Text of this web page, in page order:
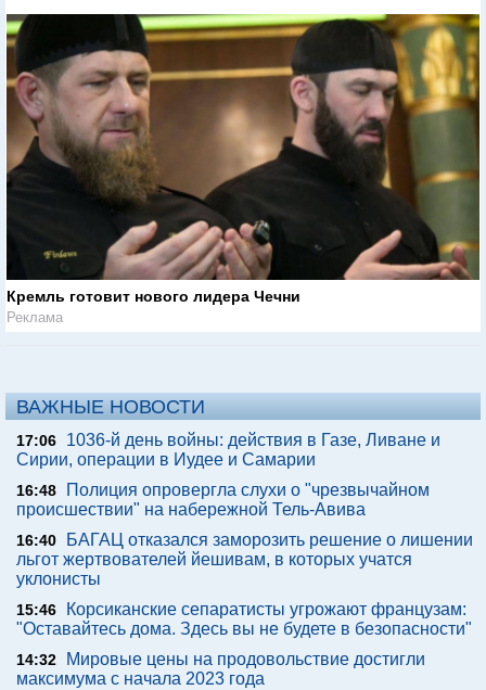
Кремль готовит нового лидера Чечни
Реклама
ВАЖНЫЕ НОВОСТИ
17:06
1036-й день войны: действия в Газе, Ливане и
Сирии, операции в Иудее и Самарии
16:48
Полиция опровергла слухи о "чрезвычайном
происшествии" на набережной Тель-Авива
16:40
БАГАЦ отказался заморозить решение о лишении
льгот жертвователей йешивам, в которых учатся
уклонисты
15:46
Корсиканские сепаратисты угрожают французам:
"Оставайтесь дома. Здесь вы не будете в безопасности"
14:32
Мировые цены на продовольствие достигли
максимума с начала 2023 года